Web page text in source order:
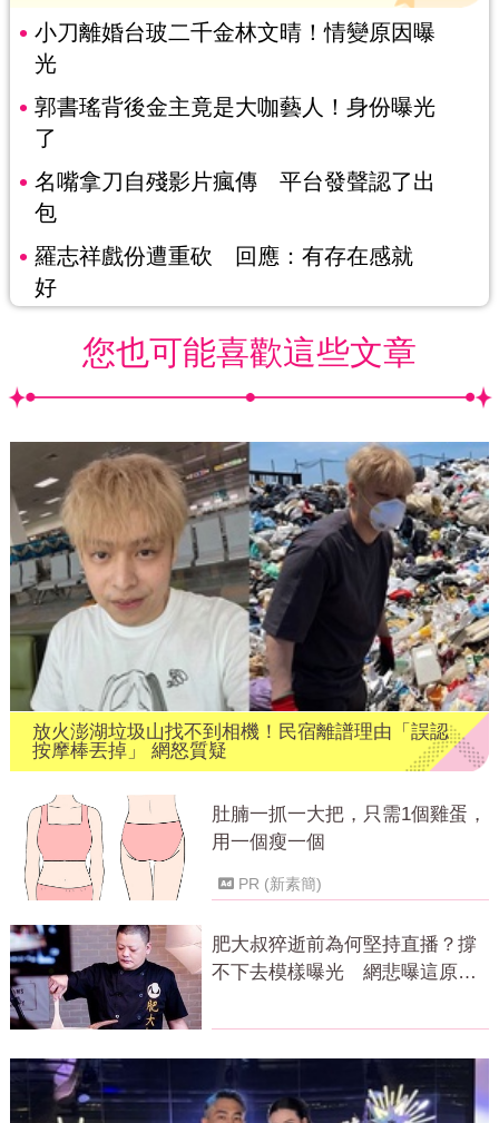
小刀離婚台玻二千金林文晴！情變原因曝
光
郭書瑤背後金主竟是大咖藝人！身份曝光
了
名嘴拿刀自殘影片瘋傳 平台發聲認了出
包
羅志祥戲份遭重砍 回應：有存在感就
好
您也可能喜歡這些文章
放火澎湖垃圾山找不到相機！民宿離譜理由「誤認
按摩棒丟掉」 網怒質疑
肚腩一抓一大把，只需1個雞蛋，
用一個瘦一個
PR (新素簡)
肥大叔猝逝前為何堅持直播？撐
不下去模樣曝光 網悲曝這原因